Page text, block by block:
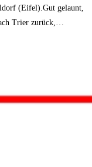
(Eifel).Gut gelaunt,
Trier zurück,…